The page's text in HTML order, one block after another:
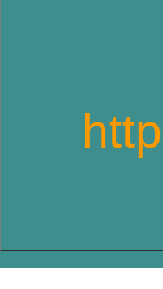
T4長